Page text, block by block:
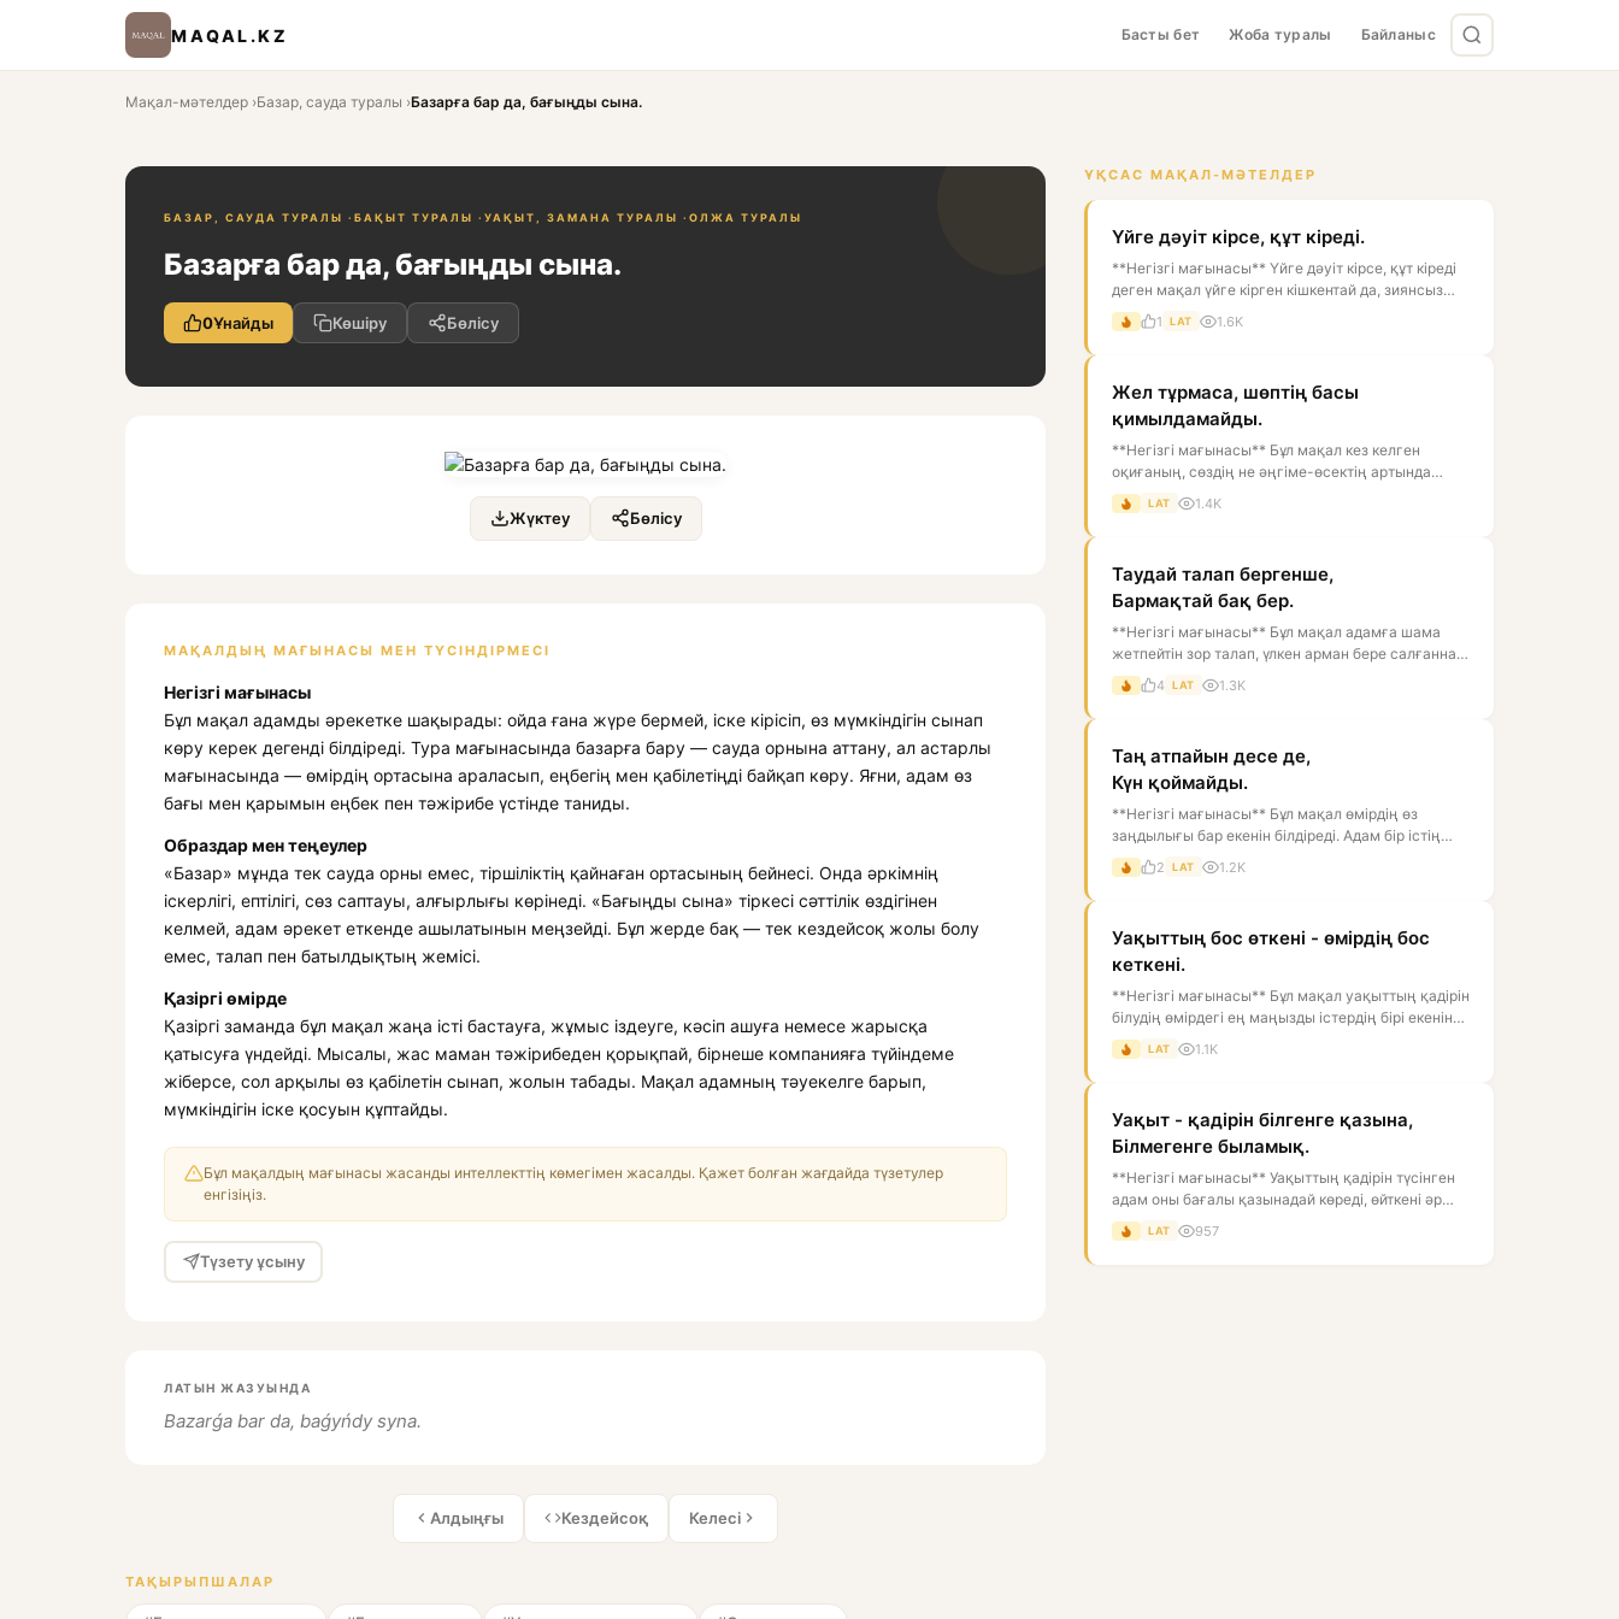
MAQAL.KZ Басты бет Жоба туралы Байланыс
Мақал-мәтелдер ›Базар, сауда туралы ›Базарға бар да, бағыңды сына.
БАЗАР, САУДА ТУРАЛЫ · БАҚЫТ ТУРАЛЫ · УАҚЫТ, ЗАМАНА ТУРАЛЫ · ОЛЖА ТУРАЛЫ
Базарға бар да, бағыңды сына.
0Ұнайды Көшіру Бөлісу
Жүктеу Бөлісу
МАҚАЛДЫҢ МАҒЫНАСЫ МЕН ТҮСІНДІРМЕСІ
Негізгі мағынасы
Бұл мақал адамды әрекетке шақырады: ойда ғана жүре бермей, іске кірісіп, өз мүмкіндігін сынап
көру керек дегенді білдіреді. Тура мағынасында базарға бару — сауда орнына аттану, ал астарлы
мағынасында — өмірдің ортасына араласып, еңбегің мен қабілетіңді байқап көру. Яғни, адам өз
бағы мен қарымын еңбек пен тәжірибе үстінде таниды.
Образдар мен теңеулер
«Базар» мұнда тек сауда орны емес, тіршіліктің қайнаған ортасының бейнесі. Онда әркімнің
іскерлігі, ептілігі, сөз саптауы, алғырлығы көрінеді. «Бағыңды сына» тіркесі сәттілік өздігінен
келмей, адам әрекет еткенде ашылатынын меңзейді. Бұл жерде бақ — тек кездейсоқ жолы болу
емес, талап пен батылдықтың жемісі.
Қазіргі өмірде
Қазіргі заманда бұл мақал жаңа істі бастауға, жұмыс іздеуге, кәсіп ашуға немесе жарысқа
қатысуға үндейді. Мысалы, жас маман тәжірибеден қорықпай, бірнеше компанияға түйіндеме
жіберсе, сол арқылы өз қабілетін сынап, жолын табады. Мақал адамның тәуекелге барып,
мүмкіндігін іске қосуын құптайды.
Бұл мақалдың мағынасы жасанды интеллекттің көмегімен жасалды. Қажет болған жағдайда түзетулер
енгізіңіз.
Түзету ұсыну
ЛАТЫН ЖАЗУЫНДА
Bazarǵa bar da, baǵyńdy syna.
Алдыңғы Кездейсоқ Келесі
ТАҚЫРЫПШАЛАР
ҰҚСАС МАҚАЛ-МӘТЕЛДЕР
Үйге дәуіт кірсе, құт кіреді.
**Негізгі мағынасы** Үйге дәуіт кірсе, құт кіреді
деген мақал үйге кірген кішкентай да, зиянсыз
жәндікті жақсылықтың бел...
1 LAT 1.6K
Жел тұрмаса, шөптің басы
қимылдамайды.
**Негізгі мағынасы** Бұл мақал кез келген
оқиғаның, сөздің не әңгіме-өсектің артында
белгілі бір себеп болатынын білдіре...
LAT 1.4K
Таудай талап бергенше,
Бармақтай бақ бер.
**Негізгі мағынасы** Бұл мақал адамға шама
жетпейтін зор талап, үлкен арман бере салғаннан
гөрі, соған сәйкес келетін ба...
4 LAT 1.3K
Таң атпайын десе де,
Күн қоймайды.
**Негізгі мағынасы** Бұл мақал өмірдің өз
заңдылығы бар екенін білдіреді. Адам бір істің
болуын қаламаса да, табиғат пен...
2 LAT 1.2K
Уақыттың бос өткені - өмірдің бос
кеткені.
**Негізгі мағынасы** Бұл мақал уақыттың қадірін
білудің өмірдегі ең маңызды істердің бірі екенін
айтады. Тура мағынасынд...
LAT 1.1K
Уақыт - қадірін білгенге қазына,
Білмегенге быламық.
**Негізгі мағынасы** Уақыттың қадірін түсінген
адам оны бағалы қазынадай көреді, өйткені әр
сәтті тиімді пайдалану өмірд...
LAT 957